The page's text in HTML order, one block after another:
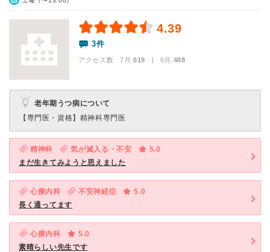
4.39
3件
アクセス数 7月:619 | 6月:488
老年期うつ病について
【専門医・資格】 精神科専門医
精神科 気が滅入る・不安
5.0
まだ生きてみようと思えました
心療内科 不安神経症
5.0
長く通ってます
心療内科
5.0
素晴らしい先生です